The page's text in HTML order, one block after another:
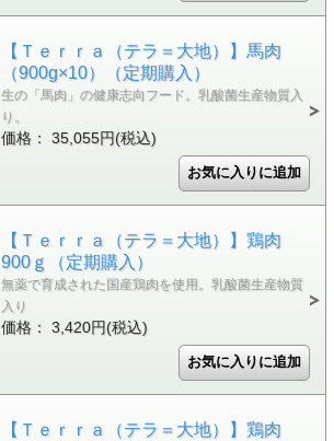
【Ｔｅｒｒａ（テラ＝大地）】馬肉
（900g×10）（定期購入）
生の「馬肉」の健康志向フード。乳酸菌生産物質入
り。
価格： 35,055円(税込)
【Ｔｅｒｒａ（テラ＝大地）】鶏肉
900ｇ（定期購入）
無薬で育成された国産鶏肉を使用。乳酸菌生産物質
入り
価格： 3,420円(税込)
【Ｔｅｒｒａ（テラ＝大地）】鶏肉